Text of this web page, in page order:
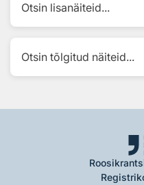
Otsin lisanäiteid...
Otsin tõlgitud näiteid...